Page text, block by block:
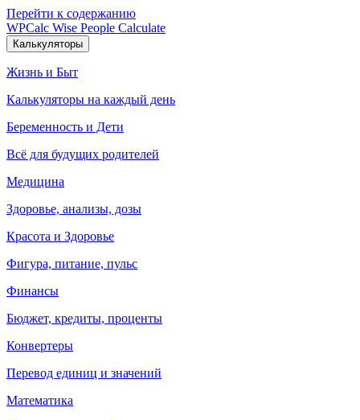
Перейти к содержанию
WPCalc Wise People Calculate
Калькуляторы
Жизнь и Быт
Калькуляторы на каждый день
Беременность и Дети
Всё для будущих родителей
Медицина
Здоровье, анализы, дозы
Красота и Здоровье
Фигура, питание, пульс
Финансы
Бюджет, кредиты, проценты
Конвертеры
Перевод единиц и значений
Математика